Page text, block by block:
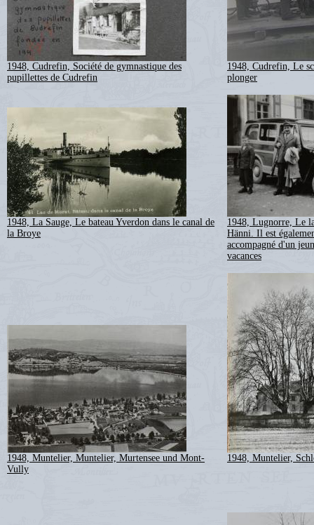
1948, Cudrefin, Société de gymnastique des
pupillettes de Cudrefin
1948, Cudrefin, Le
plonger
1948, La Sauge, Le bateau Yverdon dans le canal de
la Broye
1948, Lugnorre, Le
Hänni. Il est
accompagné d'un
vacances
1948, Muntelier, Muntelier, Murtensee und Mont-
Vully
1948, Muntelier,